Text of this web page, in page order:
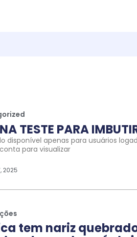
TESTE PARA
disponível apenas para usuários
para visualizar
2025
tem nariz